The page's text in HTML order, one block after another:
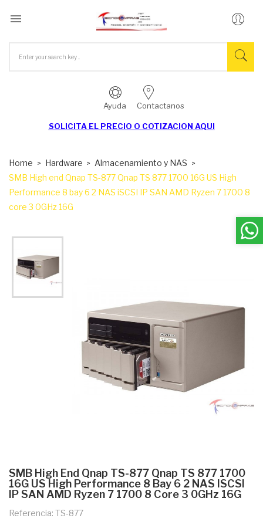

Ayuda Contactanos
SOLICITA EL PRECIO O COTIZACION AQUI
Home Hardware
Almacenamiento y NAS
SMB High end Qnap TS-877 Qnap TS 877 1700 16G US High
Performance 8 bay 6 2 NAS iSCSI IP SAN AMD Ryzen 7 1700 8
core 3 0GHz 16G
SMB High End Qnap TS-877 Qnap TS 877 1700
16G US High Performance 8 Bay 6 2 NAS ISCSI
IP SAN AMD Ryzen 7 1700 8 Core 3 0GHz 16G
Referencia: TS-877